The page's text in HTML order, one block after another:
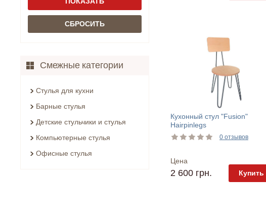
Смежные категории
Стулья для кухни
Барные стулья
Детские стульчики и стулья
Компьютерные стулья
Офисные стулья
Кухонный стул "Fusion"
Hairpinlegs
0 отзывов
Цена
2 600 грн. Купить